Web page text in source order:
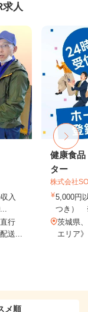
人
入
行
送...
健康食品
ター
株式会社
5,000円
つき）
茨城県
エリア》